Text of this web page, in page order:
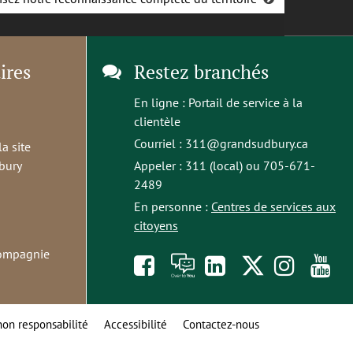
site
Restez branchés
En ligne : Portail de service à la
clientèle
Courriel : 311@grandsudbury.ca
Appeler : 311 (local) ou 705-671-
2489
En personne : Centres de services aux
citoyens
Like
us
on
À
toi
la
opens
in
a
Follow
us us
responsabilité Accessibilité
Contactez-nous